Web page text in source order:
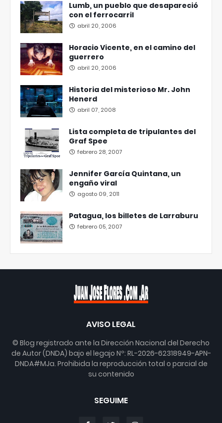
Lumb, un pueblo que desapareció
con el ferrocarril
abril 20, 2006
Horacio Vicente, en el camino del
guerrero
abril 20, 2006
Historia del misterioso Mr. John
Henerd
abril 07, 2008
Lista completa de tripulantes del
Graf Spee
febrero 28, 2007
Jennifer García Quintana, un
engaño viral
agosto 09, 2011
Patagua, los billetes de Larraburu
febrero 05, 2007
AVISO LEGAL
© Blog registrado ante la Dirección Nacional del Derecho
de Autor (DNDA) bajo el legajo Nº: RL-2026-62318949-APN-
DNDA#MJa. Prohibida la reproducción total o parcial de
su contenido
SEGUIME